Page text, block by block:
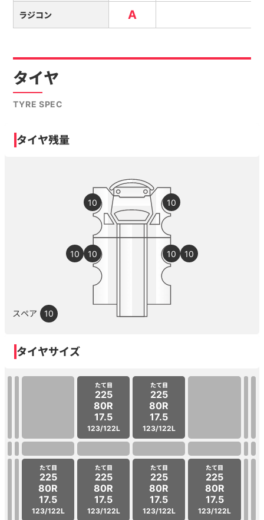
ラジコン A
タイヤ
TYRE SPEC
タイヤ残量
10 10
10
10 10 10
スペア 10
タイヤサイズ
たて目
225
80R
17.5
123/122L
たて目
225
80R
17.5
123/122L
たて目
225
80R
17.5
123/122L
たて目
225
80R
17.5
123/122L
たて目
225
80R
17.5
123/122L
たて目
225
80R
17.5
123/122L